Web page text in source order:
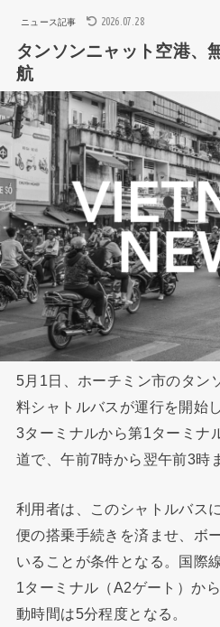
ニュース記事 2026.07.28
タンソンニャット空港、
航
5月1日、ホーチミン市のタン
料シャトルバスが運行を開始
3ターミナルから第1ターミナ
道で、午前7時から翌午前3時
利用者は、このシャトルバス
便の搭乗手続きを済ませ、ボ
いることが条件となる。国際
1ターミナル（A2ゲート）か
動時間は5分程度となる。